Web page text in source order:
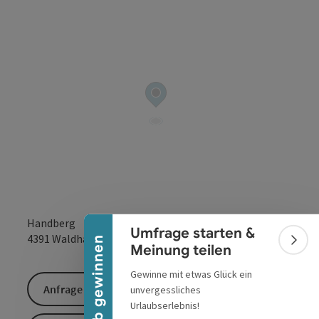
Banner einklappen
Umfrage starten &
Meinung teilen
Gewinne mit etwas Glück ein
unvergessliches
Urlaubserlebnis!
Handberg
4391 Waldhausen im Strudengau in Google
in
Anfrage senden